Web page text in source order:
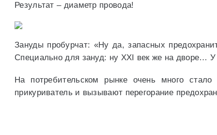
Результат – диаметр провода!
Зануды пробурчат: «Ну да, запасных
Специально для зануд: ну XXI век же на дворе…
На потребительском рынке очень много
прикуриватель и вызывают перегорание